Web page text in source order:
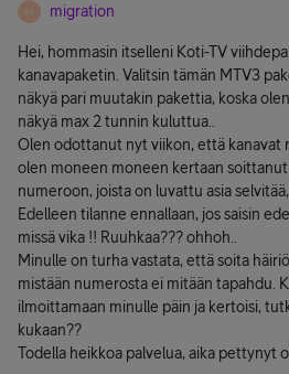
M migration
Hei, hommasin itselleni Koti-TV
kanavapaketin. Valitsin tämän MTV3
näkyä pari muutakin pakettia, koska
näkyä max 2 tunnin kuluttua..
Olen odottanut nyt viikon, että kanavat
olen moneen moneen kertaan
numeroon, joista on luvattu asia
Edelleen tilanne ennallaan, jos saisin
missä vika !! Ruuhkaa??? ohhoh..
Minulle on turha vastata, että soita
mistään numerosta ei mitään tapahdu.
ilmoittamaan minulle päin ja kertoisi,
kukaan??
Todella heikkoa palvelua, aika pettynyt